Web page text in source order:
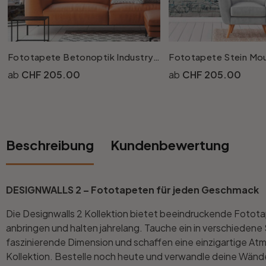
Wohnzimmer
Schlafzimmer
Jugendzimmer
Flur
Wohnzimmer
Schlafzimmer
Küche
Tapeten Grün
Wohnzimmer
Kinderzimmer
Fototapete Betonoptik IndustryHall in braun grau - Vliestapete Designwalls 2 - 2.55x3.5 m
CHF 205.00 CHF 205.00
Beschreibung Kundenbewertung
DESIGNWALLS 2 – Fototapeten für jeden Geschmack
Die Designwalls 2 Kollektion bietet beeindruckende
anbringen und halten jahrelang. Tauche ein in
faszinierende Dimension und schaffen eine einzigartige
Kollektion. Bestelle noch heute und verwandle deine